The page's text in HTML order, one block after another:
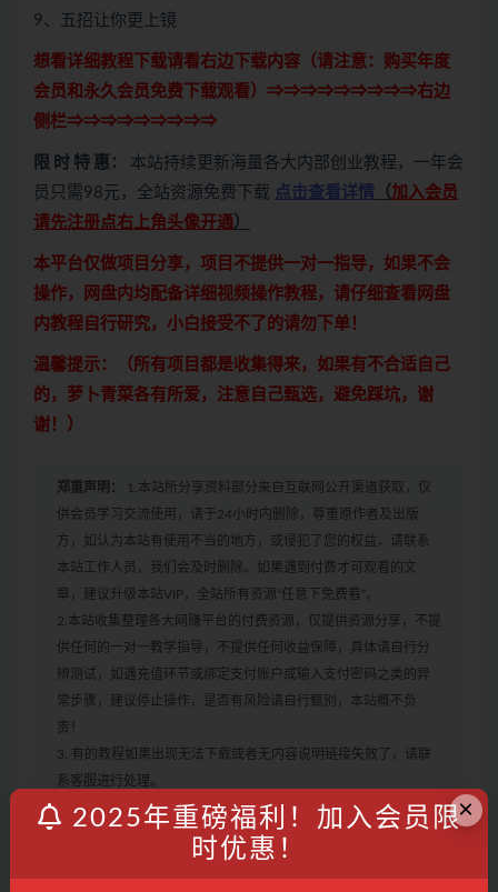
9、五招让你更上镜
想看详细教程下载请看右边下载内容（请注意： 购买年度
会员和永久会员免费下载观看）⇒⇒⇒⇒⇒⇒⇒⇒⇒右边
侧栏⇒⇒⇒⇒⇒⇒⇒⇒⇒
限 时 特 惠： 本站持续更新海量各大内部创业教程，一年会
员只需98元，全站资源免费下载 点击查看详情 （加入会员
请先注册点右上角头像开通）
本平台仅做项目分享，项目不提供一对一指导，如果不会
操作，网盘内均配备详细视频操作教程，请仔细查看网盘
内教程自行研究，小白接受不了的请勿下单！
温馨提示：（所有项目都是收集得来，如果有不合适自己
的，萝卜青菜各有所爱，注意自己甄选，避免踩坑，谢
谢！）
郑重声明：
1.本站所分享资料部分来自互联网公开渠道获取，仅
供会员学习交流使用，请于24小时内删除，尊重原作者及出版
方，如认为本站有使用不当的地方，或侵犯了您的权益，请联系
本站工作人员，我们会及时删除。如果遇到付费才可观看的文
章，建议升级本站VIP，全站所有资源“任意下免费看”。
2.本站收集整理各大网赚平台的付费资源，仅提供资源分享，不提
供任何的一对一教学指导，不提供任何收益保障，具体请自行分
辨测试，如遇充值环节或绑定支付账户或输入支付密码之类的异
常步骤，建议停止操作，是否有风险请自行甄别，本站概不负
责！
3. 有的教程如果出现无法下载或者无内容说明链接失效了，请联
系客服进行处理。
×
2025年重磅福利！加入会员限
时优惠！